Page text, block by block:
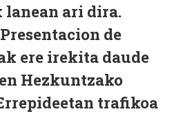
lanean ari dira.
de
ere irekita daude
Hezkuntzako
trafikoa